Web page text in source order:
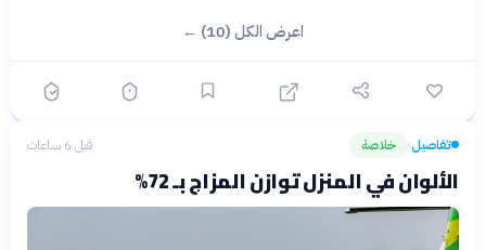
اعرض الكل (10) ←
تفاصيل› خلاصة قبل 6 ساعات
الألوان في المنزل توازن المزاج بـ 72%